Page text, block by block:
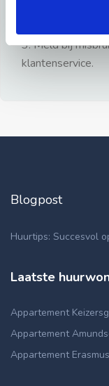
3: Meld bij
klantenservice.
Blogpost
Huurtips: Succesvol
Laatste
Appartement
Appartement
Appartement